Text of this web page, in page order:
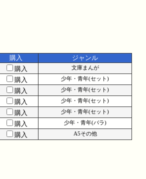
購入
ジャンル
購入 文庫まんが
購入 少年・青年(セット)
購入 少年・青年(セット)
購入 少年・青年(セット)
購入 少年・青年(セット)
購入 少年・青年(バラ)
購入 A5その他